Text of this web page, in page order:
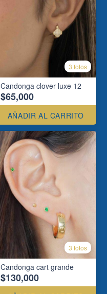
3 fotos
Candonga clover luxe 12
$65,000
AÑADIR AL CARRITO
3 fotos
Candonga cart grande
$130,000